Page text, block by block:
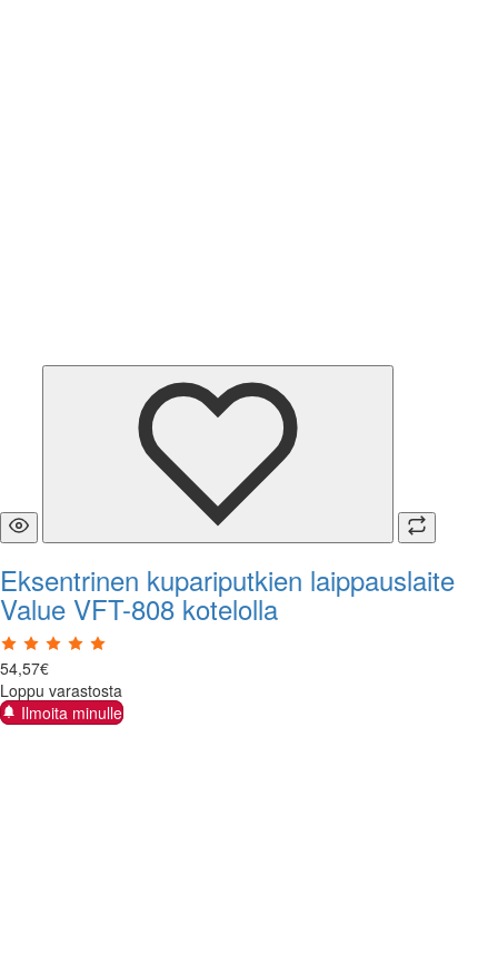
Eksentrinen kupariputkien laippauslaite
Value VFT-808 kotelolla
54,57€
Loppu varastosta
Ilmoita minulle